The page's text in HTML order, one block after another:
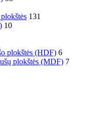
131
10
plokštės (HDF) 6
plokštės (MDF) 7